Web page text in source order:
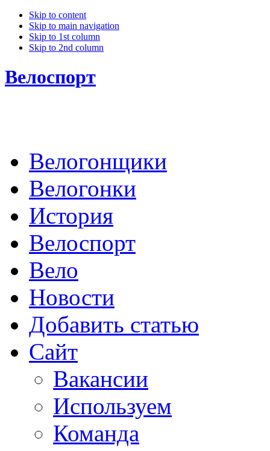
Skip to content
Skip to main navigation
Skip to 1st column
Skip to 2nd column
Велоспорт
Велогонщики
Велогонки
История
Велоспорт
Вело
Новости
Добавить статью
Сайт
Вакансии
Используем
Команда